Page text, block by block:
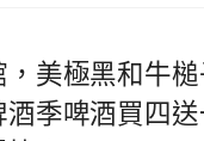
，美極黑和牛
酒季啤酒買四